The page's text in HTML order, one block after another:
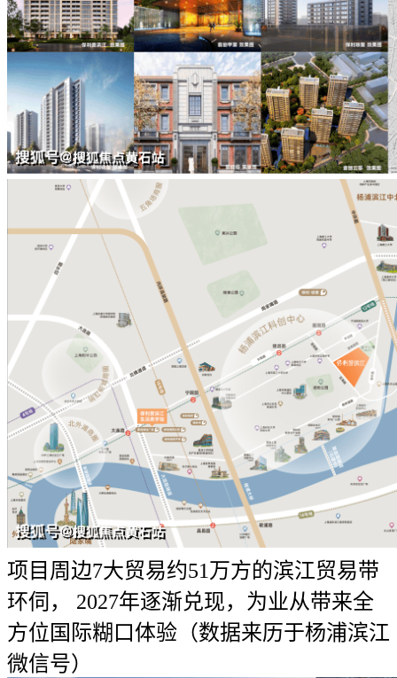
项目周边7大贸易约51万方的滨江贸易带
环伺， 2027年逐渐兑现，为业从带来全
方位国际糊口体验（数据来历于杨浦滨江
微信号）